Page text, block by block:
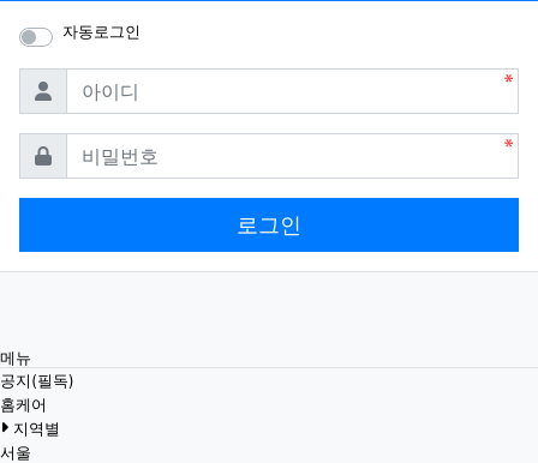
자동로그인
아이디
비밀번호
로그인
메뉴
공지(필독)
홈케어
지역별
서울